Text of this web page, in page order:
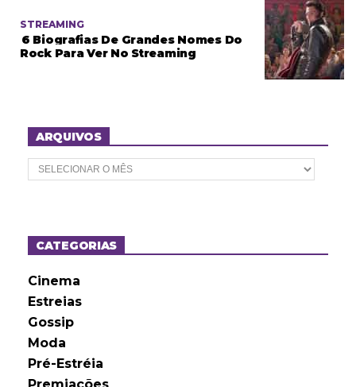
STREAMING
6 Biografias De Grandes Nomes Do
Rock Para Ver No Streaming
ARQUIVOS
A
r
o
sCATEGORIAS
Cinema
Estreias
Gossip
Moda
Pré-Estréia